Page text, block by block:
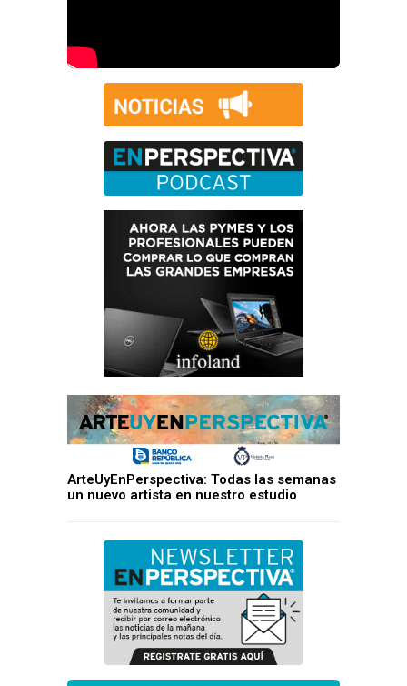
ArteUyEnPerspectiva: Todas las semanas
un nuevo artista en nuestro estudio